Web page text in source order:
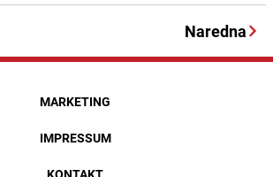
Naredna
MARKETING
IMPRESSUM